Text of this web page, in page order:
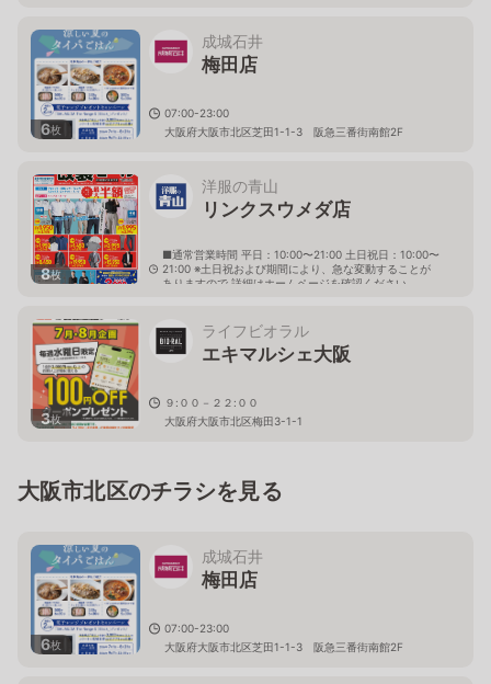
6枚
成城石井
梅田店
07:00-23:00
大阪府大阪市北区芝田1-1-3 阪急三番街南館2F
8枚
洋服の青山
リンクスウメダ店
■通常営業時間 平日：10:00〜21:00 土日祝日：10:00〜
21:00 ※土日祝および期間により、急な変動することが
ありますので 詳細はホームページを確認ください
3枚
ライフビオラル
エキマルシェ大阪
９:００－２２:００
大阪府大阪市北区梅田3-1-1
大阪市北区のチラシを見る
6枚
成城石井
梅田店
07:00-23:00
大阪府大阪市北区芝田1-1-3 阪急三番街南館2F